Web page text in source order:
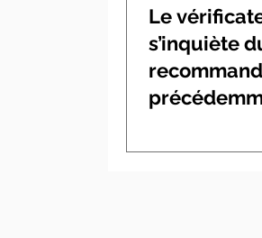
Le
s’inquiète